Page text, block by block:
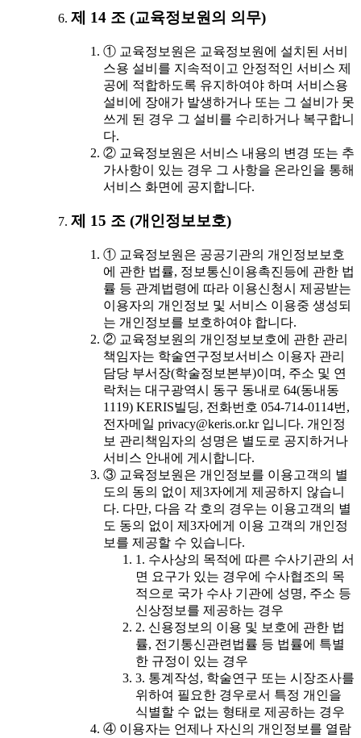
제 14 조 (교육정보원의 의무)
① 교육정보원은 교육정보원에 설치된 서비
스용 설비를 지속적이고 안정적인 서비스 제
공에 적합하도록 유지하여야 하며 서비스용
설비에 장애가 발생하거나 또는 그 설비가 못
쓰게 된 경우 그 설비를 수리하거나 복구합니
다.
② 교육정보원은 서비스 내용의 변경 또는 추
가사항이 있는 경우 그 사항을 온라인을 통해
서비스 화면에 공지합니다.
제 15 조 (개인정보보호)
① 교육정보원은 공공기관의 개인정보보호
에 관한 법률, 정보통신이용촉진등에 관한 법
률 등 관계법령에 따라 이용신청시 제공받는
이용자의 개인정보 및 서비스 이용중 생성되
는 개인정보를 보호하여야 합니다.
② 교육정보원의 개인정보보호에 관한 관리
책임자는 학술연구정보서비스 이용자 관리
담당 부서장(학술정보본부)이며, 주소 및 연
락처는 대구광역시 동구 동내로 64(동내동
1119) KERIS빌딩, 전화번호 054-714-0114번,
전자메일 privacy@keris.or.kr 입니다. 개인정
보 관리책임자의 성명은 별도로 공지하거나
서비스 안내에 게시합니다.
③ 교육정보원은 개인정보를 이용고객의 별
도의 동의 없이 제3자에게 제공하지 않습니
다. 다만, 다음 각 호의 경우는 이용고객의 별
도 동의 없이 제3자에게 이용 고객의 개인정
보를 제공할 수 있습니다.
1. 수사상의 목적에 따른 수사기관의 서
면 요구가 있는 경우에 수사협조의 목
적으로 국가 수사 기관에 성명, 주소 등
신상정보를 제공하는 경우
2. 신용정보의 이용 및 보호에 관한 법
률, 전기통신관련법률 등 법률에 특별
한 규정이 있는 경우
3. 통계작성, 학술연구 또는 시장조사를
위하여 필요한 경우로서 특정 개인을
식별할 수 없는 형태로 제공하는 경우
④ 이용자는 언제나 자신의 개인정보를 열람